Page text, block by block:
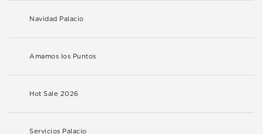
Navidad Palacio
Amamos los Puntos
Hot Sale 2026
Servicios Palacio